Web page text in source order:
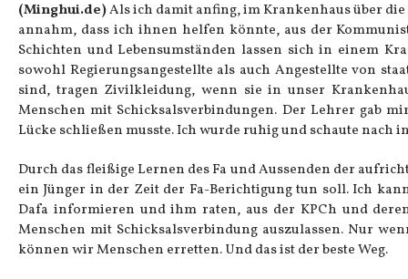
(Minghui.de)Als ich damit anfing, im Krankenhaus über
annahm, dass ich ihnen helfen könnte, aus der
Schichten und Lebensumständen lassen sich in einem
sowohl Regierungsangestellte als auch Angestellte von
sind, tragen Zivilkleidung, wenn sie in unser
Menschen mit Schicksalsverbindungen. Der Lehrer gab
Lücke schließen musste. Ich wurde ruhig und schaute nach
Durch das fleißige Lernen des Fa und Aussenden der
ein Jünger in der Zeit der Fa-Berichtigung tun soll. Ich
Dafa informieren und ihm raten, aus der KPCh und
Menschen mit Schicksalsverbindung auszulassen. Nur
können wir Menschen erretten. Und das ist der beste Weg.